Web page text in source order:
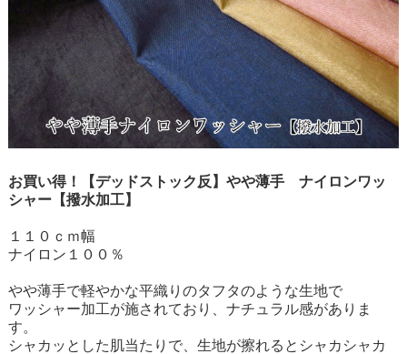
お買い得！【デッドストック反】やや薄手 ナイロンワッ
シャー【撥水加工】
１１０ｃｍ幅
ナイロン１００％
やや薄手で軽やかな平織りのタフタのような生地で
ワッシャー加工が施されており、ナチュラル感がありま
す。
シャカッとした肌当たりで、生地が擦れるとシャカシャカ